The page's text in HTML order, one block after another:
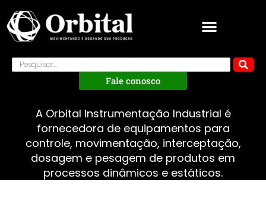
Fale conosco
A Orbital Instrumentação Industrial é
fornecedora de equipamentos para
controle, movimentação, interceptação,
dosagem e pesagem de produtos em
processos dinâmicos e estáticos.